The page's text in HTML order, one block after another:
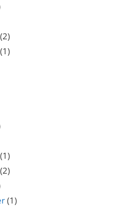
(2)
(1)
(1)
(2)
(1)